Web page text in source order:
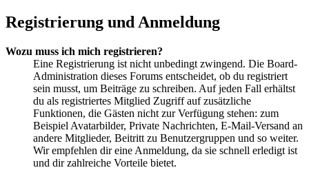
Registrierung und Anmeldung
Wozu muss ich mich registrieren?
Eine Registrierung ist nicht unbedingt zwingend. Die Board-
Administration dieses Forums entscheidet, ob du registriert
sein musst, um Beiträge zu schreiben. Auf jeden Fall erhältst
du als registriertes Mitglied Zugriff auf zusätzliche
Funktionen, die Gästen nicht zur Verfügung stehen: zum
Beispiel Avatarbilder, Private Nachrichten, E-Mail-Versand an
andere Mitglieder, Beitritt zu Benutzergruppen und so weiter.
Wir empfehlen dir eine Anmeldung, da sie schnell erledigt ist
und dir zahlreiche Vorteile bietet.